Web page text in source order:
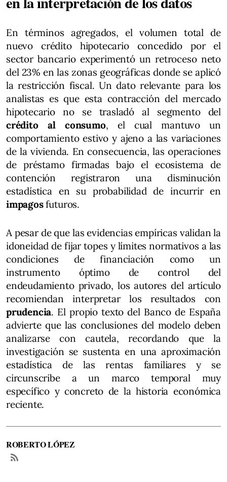
En términos agregados, el volumen total de
nuevo crédito hipotecario concedido por el
sector bancario experimentó un retroceso neto
del 23% en las zonas geográficas donde se aplicó
la restricción fiscal. Un dato relevante para los
analistas es que esta contracción del mercado
hipotecario no se trasladó al segmento del
crédito al consumo, el cual mantuvo un
comportamiento estivo y ajeno a las variaciones
de la vivienda. En consecuencia, las operaciones
de préstamo firmadas bajo el ecosistema de
contención registraron una disminución
estadística en su probabilidad de incurrir en
impagosfuturos.
A pesar de que las evidencias empíricas validan la
idoneidad de fijar topes y límites normativos a las
condiciones de financiación como un
instrumento óptimo de control del
endeudamiento privado, los autores del artículo
recomiendan interpretar los resultados con
prudencia. El propio texto del Banco de España
advierte que las conclusiones del modelo deben
analizarse con cautela, recordando que la
investigación se sustenta en una aproximación
estadística de las rentas familiares y se
circunscribe a un marco temporal muy
específico y concreto de la historia económica
reciente.
ROBERTO LÓPEZ